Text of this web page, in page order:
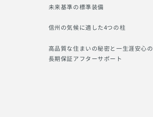
未来基準の標準装備
信州の気候に適した4つの柱
高品質な住まいの秘密と一生涯安心の
長期保証アフターサポート